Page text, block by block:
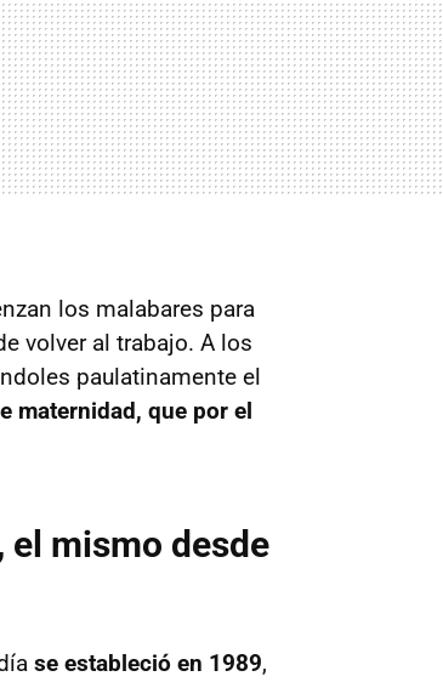
los malabares para
volver al trabajo. A los
paulatinamente el
maternidad, que por el
el mismo desde
se estableció en 1989,